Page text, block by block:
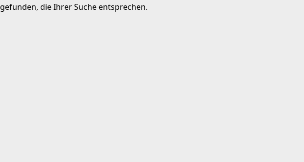
gefunden, die Ihrer Suche entsprechen.